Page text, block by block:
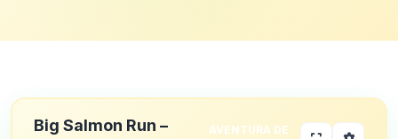
Big Salmon Run –
AVENTURA DE